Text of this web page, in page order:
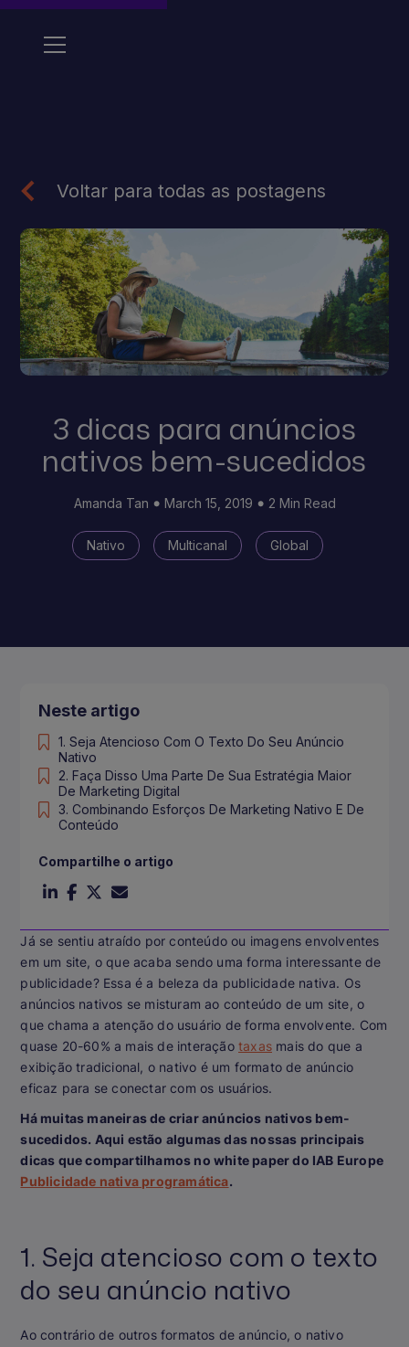
Voltar para todas as postagens
3 dicas para anúncios
nativos bem-sucedidos
Amanda Tan March 15, 2019 2 Min Read
Nativo Multicanal Global
Já se sentiu atraído por conteúdo ou imagens envolventes
em um site, o que acaba sendo uma forma interessante de
publicidade? Essa é a beleza da publicidade nativa. Os
anúncios nativos se misturam ao conteúdo de um site, o
que chama a atenção do usuário de forma envolvente. Com
quase 20-60% a mais de interação taxas mais do que a
exibição tradicional, o nativo é um formato de anúncio
eficaz para se conectar com os usuários.
Há muitas maneiras de criar anúncios nativos bem-
sucedidos. Aqui estão algumas das nossas principais
dicas que compartilhamos no white paper do IAB Europe
Publicidade nativa programática.
1. Seja atencioso com o texto
do seu anúncio nativo
Ao contrário de outros formatos de anúncio, o nativo
Neste artigo
1. Seja Atencioso Com O Texto Do Seu Anúncio
Nativo
2. Faça Disso Uma Parte De Sua Estratégia Maior
De Marketing Digital
3. Combinando Esforços De Marketing Nativo E De
Conteúdo
Compartilhe o artigo